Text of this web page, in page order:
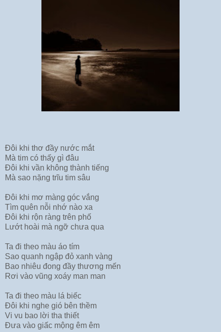
Đôi khi thơ đầy nước mắt
Mà tim có thấy gì đâu
Đôi khi vần không thành tiếng
Mà sao nặng trĩu tim sâu
Đôi khi mơ màng góc vắng
Tìm quên nỗi nhớ nào xa
Đôi khi rộn ràng trên phố
Lướt hoài mà ngỡ chưa qua
Ta đi theo màu áo tím
Sao quanh ngập đỏ xanh vàng
Bao nhiêu đong đầy thương mến
Rơi vào vũng xoáy man man
Ta đi theo màu lá biếc
Đôi khi nghe gió bên thềm
Vi vu bao lời tha thiết
Đưa vào giấc mộng êm êm